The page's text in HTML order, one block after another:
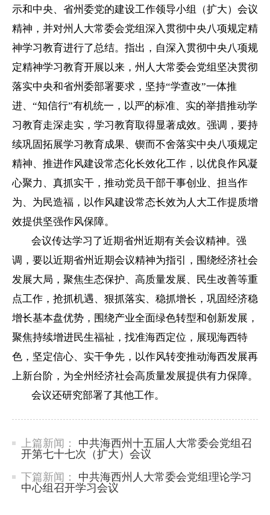
示和中央、省州委党的建设工作领导小组（扩大）会议
精神，并对州人大常委会党组深入贯彻中央八项规定精
神学习教育进行了总结。指出，自深入贯彻中央八项规
定精神学习教育开展以来，州人大常委会党组坚决贯彻
落实中央和省州委部署要求，坚持“学查改”一体推
进、“知信行”有机统一，以严的标准、实的举措推动学
习教育走深走实，学习教育取得显著成效。强调，要持
续巩固拓展学习教育成果、锲而不舍落实中央八项规定
精神、推进作风建设常态化长效化工作，以优良作风凝
心聚力、真抓实干，推动党员干部干事创业、担当作
为、为民造福，以作风建设常态长效为人大工作提质增
效提供坚强作风保障。
会议传达学习了近期省州近期有关会议精神。强
调，要以近期省州近期会议精神为指引，围绕经济社会
发展大局，聚焦生态保护、高质量发展、民生改善等重
点工作，抢抓机遇、狠抓落实、稳抓增长，巩固经济稳
增长基本盘优势，围绕产业全面绿色转型和创新发展，
聚焦持续增进民生福祉，找准海西定位，展现海西特
色，坚定信心、实干争先，以作风转变推动海西发展再
上新台阶，为全州经济社会高质量发展提供有力保障。
会议还研究部署了其他工作。
上篇新闻：
中共海西州十五届人大常委会党组召
开第七十七次（扩大）会议
下篇新闻：
中共海西州人大常委会党组理论学习
中心组召开学习会议